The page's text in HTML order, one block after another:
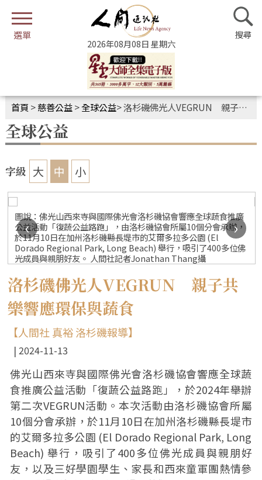
2026年08月08日 星期六
首頁 >慈善公益>全球公益>洛杉磯佛光人VEGRUN 親子共樂響應環保與蔬食
全球公益
字級 大 中 小
圖說：佛光山西來寺與國際佛光會洛杉磯協會響應全球蔬食推廣
公益活動「復蔬公益路跑」，由洛杉磯協會所屬10個分會承辦，
於11月10日在加州洛杉磯縣長堤市的艾爾多拉多公園 (El
Dorado Regional Park, Long Beach) 舉行，吸引了400多位佛
光成員與親朋好友。 人間社記者Jonathan Thang攝
‹ ›
洛杉磯佛光人VEGRUN 親子共
樂響應環保與蔬食
【人間社 真裕 洛杉磯報導】
2024-11-13
佛光山西來寺與國際佛光會洛杉磯協會響應全球蔬
食推廣公益活動「復蔬公益路跑」，於2024年舉辦
第二次VEGRUN活動。本次活動由洛杉磯協會所屬
10個分會承辦，於11月10日在加州洛杉磯縣長堤市
的艾爾多拉多公園 (El Dorado Regional Park, Long
Beach) 舉行，吸引了400多位佛光成員與親朋好
友，以及三好學園學生、家長和西來童軍團熱情參